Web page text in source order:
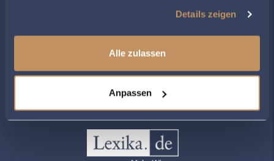
Details zeigen
Alle zulassen
Anpassen